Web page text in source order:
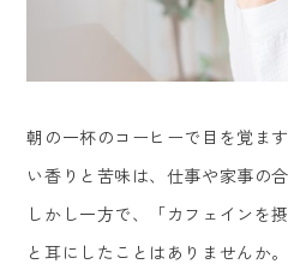
朝の一杯のコーヒーで目を覚ま
い香りと苦味は、仕事や家事の
しかし一方で、「カフェインを
と耳にしたことはありませんか。